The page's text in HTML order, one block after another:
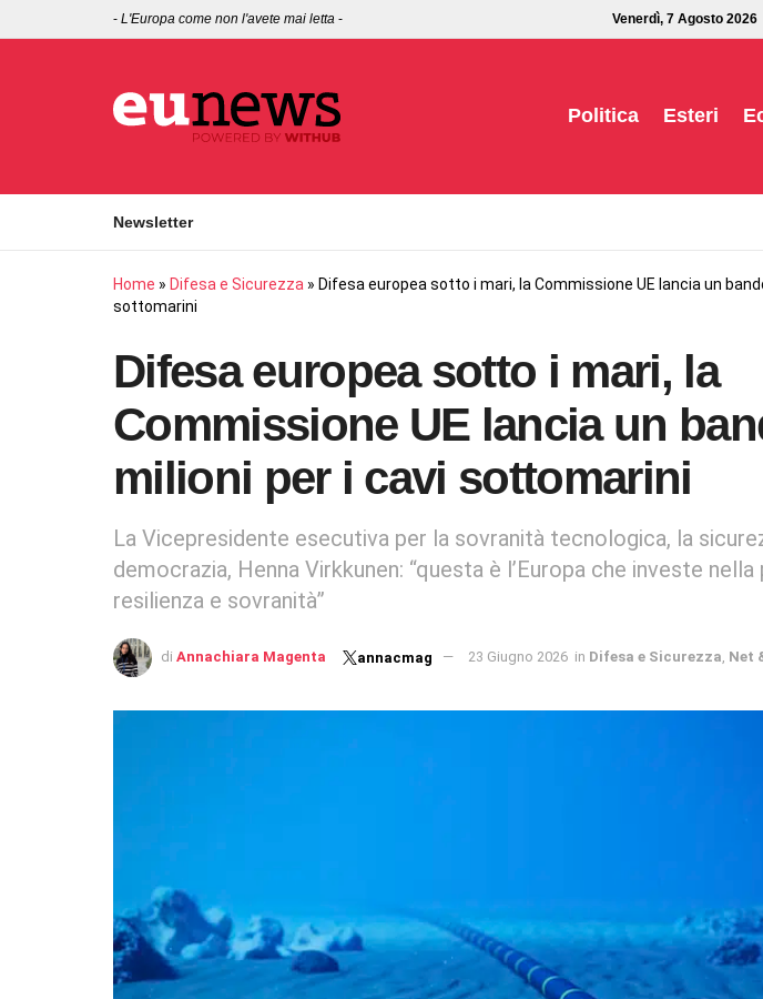
- L'Europa come non l'avete mai letta - Venerdì, 7 Agosto 2026
Politica Esteri
Newsletter
Home » Difesa e Sicurezza » Difesa europea sotto i mari, la Commissione UE lancia un
sottomarini
Difesa europea sotto i mari, la
Commissione UE lancia un
milioni per i cavi sottomarini
La Vicepresidente esecutiva per la sovranità tecnologica, la
democrazia, Henna Virkkunen: “questa è l’Europa che investe
resilienza e sovranità”
di Annachiara Magenta annacmag 23 Giugno 2026 in Difesa e Sicurezza, Net